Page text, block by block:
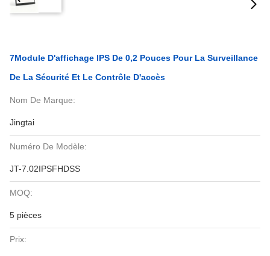
7Module D'affichage IPS De 0,2 Pouces Pour La Surveillance
De La Sécurité Et Le Contrôle D'accès
Nom De Marque:
Jingtai
Numéro De Modèle:
JT-7.02IPSFHDSS
MOQ:
5 pièces
Prix: